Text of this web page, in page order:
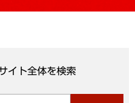
イト全体を検索